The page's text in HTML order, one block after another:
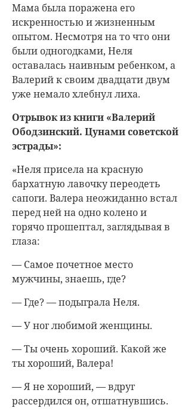
Мама была поражена его
искренностью и жизненным
опытом. Несмотря на то что они
были одногодками, Неля
оставалась наивным ребенком, а
Валерий к своим двадцати двум
уже немало хлебнул лиха.
Отрывок из книги «Валерий
Ободзинский. Цунами советской
эстрады»:
«Неля присела на красную
бархатную лавочку переодеть
сапоги. Валера неожиданно встал
перед ней на одно колено и
горячо прошептал, заглядывая в
глаза:
— Самое почетное место
мужчины, знаешь, где?
— Где? — подыграла Неля.
— У ног любимой женщины.
— Ты очень хороший. Какой же
ты хороший, Валера!
— Я не хороший, — вдруг
рассердился он, отшатнувшись.